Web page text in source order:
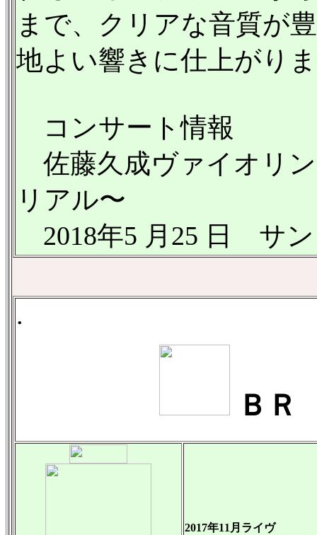
まで、クリアな音質が
地よい響きに仕上がり
コンサート情報
佐藤久成ヴァイオリ
リアル〜
2018年5 月25 日 サ
.
ＢＲ
2017年11月ライヴ